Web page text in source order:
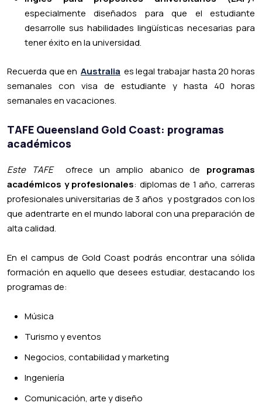
especialmente diseñados para que el estudiante
desarrolle sus habilidades lingüísticas necesarias para
tener éxito en la universidad.
Recuerda que en Australia es legal trabajar hasta 20 horas
semanales con visa de estudiante y hasta 40 horas
semanales en vacaciones.
TAFE Queensland Gold Coast: programas
académicos
Este TAFE ofrece un amplio abanico de programas
académicos y profesionales: diplomas de 1 año, carreras
profesionales universitarias de 3 años y postgrados con los
que adentrarte en el mundo laboral con una preparación de
alta calidad.
En el campus de Gold Coast podrás encontrar una sólida
formación en aquello que desees estudiar, destacando los
programas de:
Música
Turismo y eventos
Negocios, contabilidad y marketing
Ingeniería
Comunicación, arte y diseño